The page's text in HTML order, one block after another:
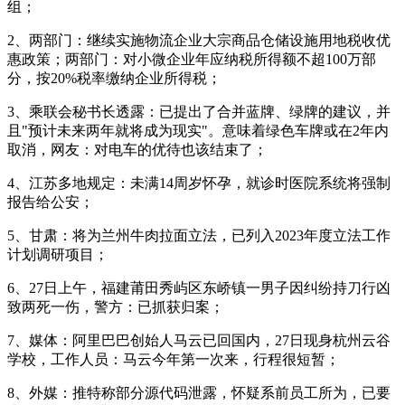
组；
2、两部门：继续实施物流企业大宗商品仓储设施用地税收优
惠政策；两部门：对小微企业年应纳税所得额不超100万部
分，按20%税率缴纳企业所得税；
3、乘联会秘书长透露：已提出了合并蓝牌、绿牌的建议，并
且"预计未来两年就将成为现实"。意味着绿色车牌或在2年内
取消，网友：对电车的优待也该结束了；
4、江苏多地规定：未满14周岁怀孕，就诊时医院系统将强制
报告给公安；
5、甘肃：将为兰州牛肉拉面立法，已列入2023年度立法工作
计划调研项目；
6、27日上午，福建莆田秀屿区东峤镇一男子因纠纷持刀行凶
致两死一伤，警方：已抓获归案；
7、媒体：阿里巴巴创始人马云已回国内，27日现身杭州云谷
学校，工作人员：马云今年第一次来，行程很短暂；
8、外媒：推特称部分源代码泄露，怀疑系前员工所为，已要